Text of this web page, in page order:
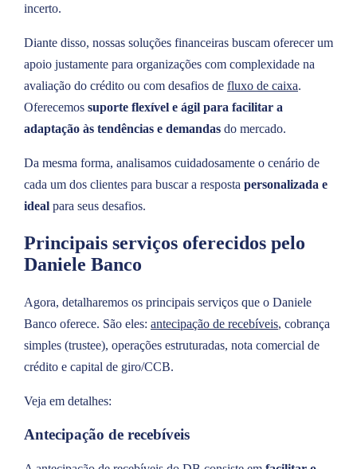
incerto.
Diante disso, nossas soluções financeiras buscam oferecer um
apoio justamente para organizações com complexidade na
avaliação do crédito ou com desafios de fluxo de caixa.
Oferecemos suporte flexível e ágil para facilitar a
adaptação às tendências e demandas do mercado.
Da mesma forma, analisamos cuidadosamente o cenário de
cada um dos clientes para buscar a resposta personalizada e
ideal para seus desafios.
Principais serviços oferecidos pelo
Daniele Banco
Agora, detalharemos os principais serviços que o Daniele
Banco oferece. São eles: antecipação de recebíveis, cobrança
simples (trustee), operações estruturadas, nota comercial de
crédito e capital de giro/CCB.
Veja em detalhes:
Antecipação de recebíveis